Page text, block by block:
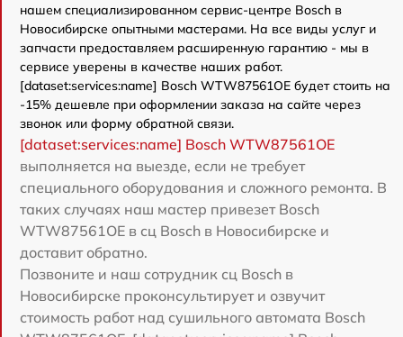
нашем специализированном сервис-центре Bosch в
Новосибирске опытными мастерами. На все виды услуг и
запчасти предоставляем расширенную гарантию - мы в
сервисе уверены в качестве наших работ.
[dataset:services:name] Bosch WTW87561OE будет стоить на
-15% дешевле при оформлении заказа на сайте через
звонок или форму обратной связи.
[dataset:services:name] Bosch WTW87561OE
выполняется на выезде, если не требует
специального оборудования и сложного ремонта. В
таких случаях наш мастер привезет Bosch
WTW87561OE в сц Bosch в Новосибирске и
доставит обратно.
Позвоните и наш сотрудник сц Bosch в
Новосибирске проконсультирует и озвучит
стоимость работ над сушильного автомата Bosch